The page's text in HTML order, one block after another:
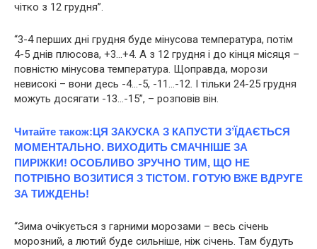
чітко з 12 грудня”.
“3-4 перших дні грудня буде мінусова температура, потім
4-5 днів плюсова, +3…+4. А з 12 грудня і до кінця місяця –
повністю мінусова температура. Щоправда, морози
невисокі – вони десь -4…-5, -11…-12. І тільки 24-25 грудня
можуть досягати -13…-15”, – розповів він.
Читайте також:ЦЯ ЗAКУCКА З КАПУСТИ З’ЇДАЄТЬСЯ
МОМЕНТАЛЬНО. ВИХОДИТЬ СМАЧНІШЕ ЗА
ПИРІЖКИ! ОСОБЛИВО ЗРУЧНО ТИМ, ЩО НЕ
ПОТРІБНО ВОЗИТИСЯ З ТІСТОМ. ГОТУЮ ВЖЕ ВДРУГЕ
ЗА ТИЖДЕНЬ!
“Зима очікується з гарними морозами – весь січень
морозний, а лютий буде сильніше, ніж січень. Там будуть